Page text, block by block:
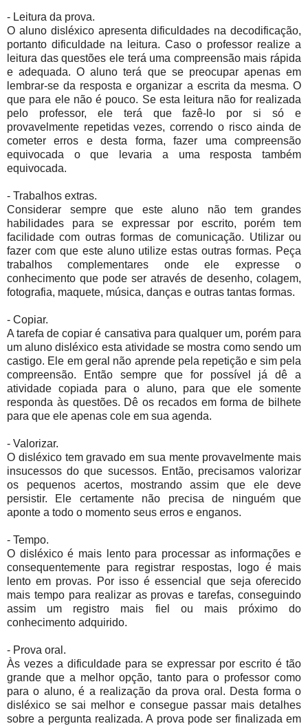
- Leitura da prova.
O aluno disléxico apresenta dificuldades na decodificação,
portanto dificuldade na leitura. Caso o professor realize a
leitura das questões ele terá uma compreensão mais rápida
e adequada. O aluno terá que se preocupar apenas em
lembrar-se da resposta e organizar a escrita da mesma. O
que para ele não é pouco. Se esta leitura não for realizada
pelo professor, ele terá que fazê-lo por si só e
provavelmente repetidas vezes, correndo o risco ainda de
cometer erros e desta forma, fazer uma compreensão
equivocada o que levaria a uma resposta também
equivocada.
- Trabalhos extras.
Considerar sempre que este aluno não tem grandes
habilidades para se expressar por escrito, porém tem
facilidade com outras formas de comunicação. Utilizar ou
fazer com que este aluno utilize estas outras formas. Peça
trabalhos complementares onde ele expresse o
conhecimento que pode ser através de desenho, colagem,
fotografia, maquete, música, danças e outras tantas formas.
- Copiar.
A tarefa de copiar é cansativa para qualquer um, porém para
um aluno disléxico esta atividade se mostra como sendo um
castigo. Ele em geral não aprende pela repetição e sim pela
compreensão. Então sempre que for possível já dê a
atividade copiada para o aluno, para que ele somente
responda às questões. Dê os recados em forma de bilhete
para que ele apenas cole em sua agenda.
- Valorizar.
O disléxico tem gravado em sua mente provavelmente mais
insucessos do que sucessos. Então, precisamos valorizar
os pequenos acertos, mostrando assim que ele deve
persistir. Ele certamente não precisa de ninguém que
aponte a todo o momento seus erros e enganos.
- Tempo.
O disléxico é mais lento para processar as informações e
consequentemente para registrar respostas, logo é mais
lento em provas. Por isso é essencial que seja oferecido
mais tempo para realizar as provas e tarefas, conseguindo
assim um registro mais fiel ou mais próximo do
conhecimento adquirido.
- Prova oral.
Às vezes a dificuldade para se expressar por escrito é tão
grande que a melhor opção, tanto para o professor como
para o aluno, é a realização da prova oral. Desta forma o
disléxico se sai melhor e consegue passar mais detalhes
sobre a pergunta realizada. A prova pode ser finalizada em